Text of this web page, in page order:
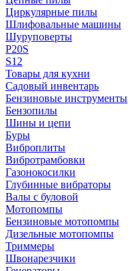
Циркулярные пилы
Шлифовальные машины
Шуруповерты
P20S
S12
Товары для кухни
Садовый инвентарь
Бензиновые инструменты
Бензопилы
Шины и цепи
Буры
Виброплиты
Вибротрамбовки
Газонокосилки
Глубинные вибраторы
Валы с буловой
Мотопомпы
Бензиновые мотопомпы
Дизельные мотопомпы
Триммеры
Швонарезчики